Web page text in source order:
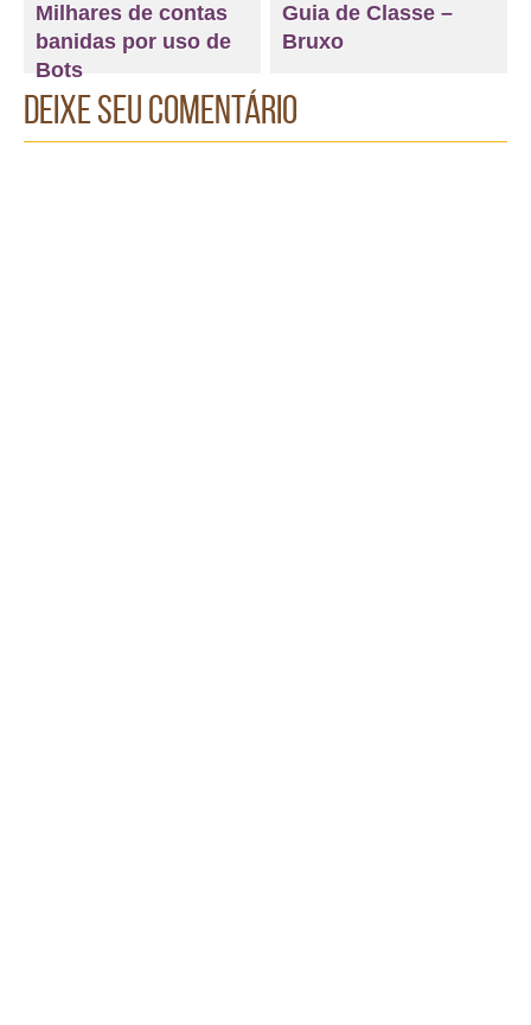
Milhares de contas
banidas por uso de
Bots
Guia de Classe –
Bruxo
Deixe seu comentário